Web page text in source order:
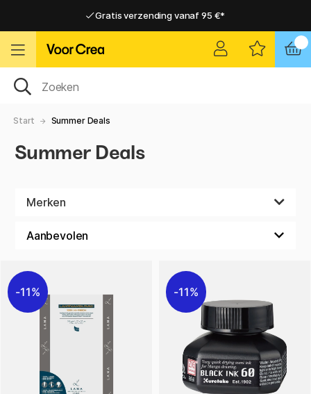
Gratis verzending vanaf 95 €*
Gratis verzending vanaf 95 €*
Start Summer Deals
Summer Deals
Merken
11% 11%